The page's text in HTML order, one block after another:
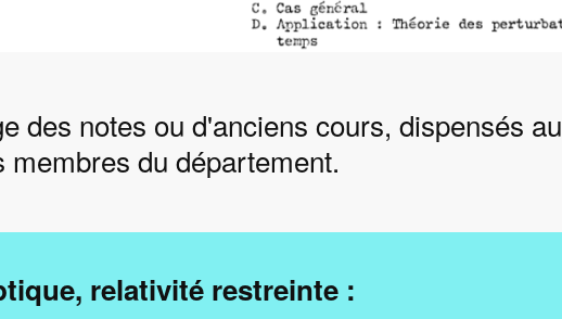
des notes ou d'anciens cours, dispensés au
du département.
relativité restreinte :